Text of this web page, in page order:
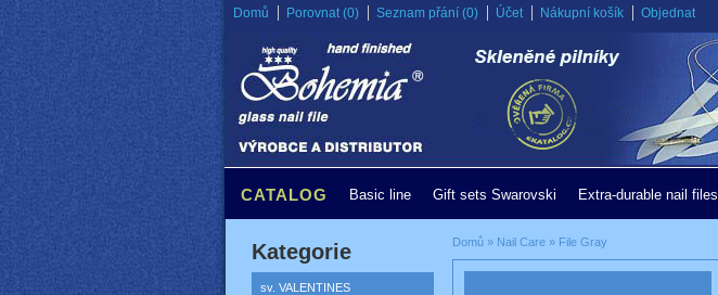
Domů Porovnat (0) Seznam přání (0) Účet Nákupní košík Objednat
CATALOG Basic line Gift sets Swarovski Extra-durable nail files
Kategorie
sv. VALENTINES
Domů » Nail Care » File Gray